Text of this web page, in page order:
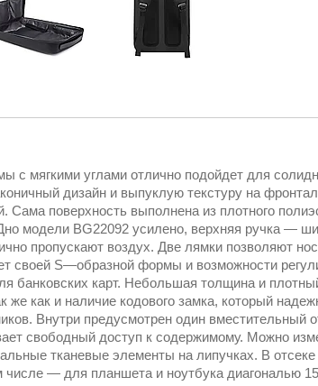
с мягкими углами отлично подойдет для
дизайн и выпуклую текстуру на
поверхность выполнена из плотного
модели BG22092 усилено, верхняя ручка —
пропускают воздух. Две лямки позволяют
своей S—образной формы и возможности
банковских карт. Небольшая толщина и
как и наличие кодового замка, который
Внутри предусмотрен один вместительный
свободный доступ к содержимому. Можно
тканевые элементы на липучках. В
числе — для планшета и ноутбука диагональю